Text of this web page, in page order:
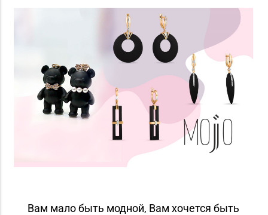
Вам мало быть модной, Вам хочется быть